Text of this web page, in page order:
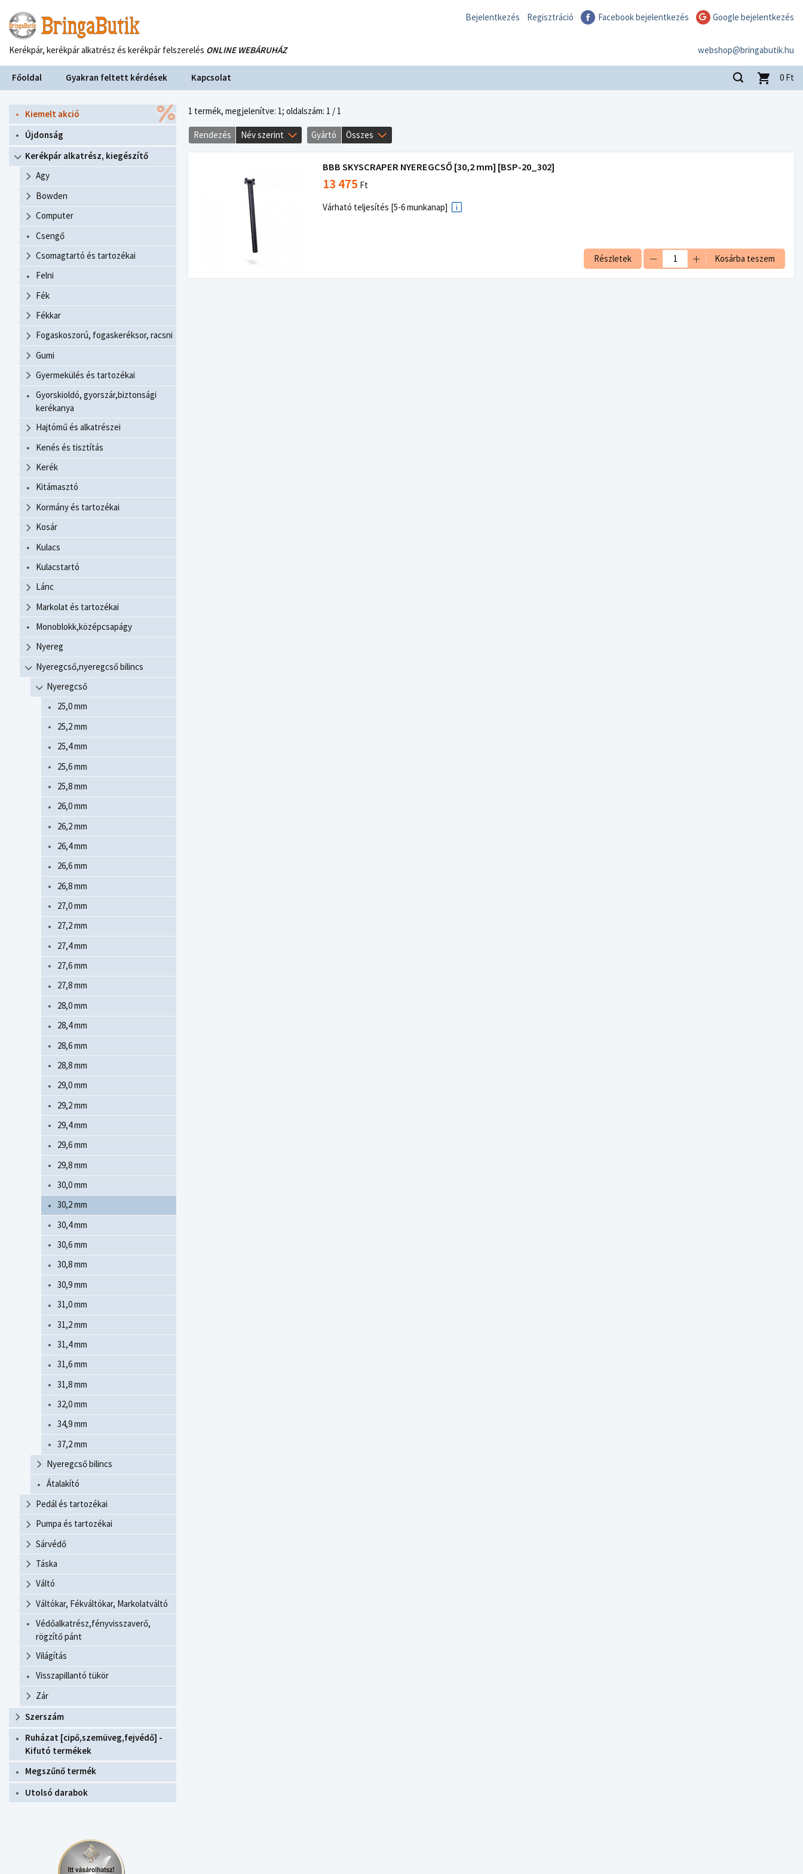
Bejelentkezés Regisztráció Facebook bejelentkezés Google bejelentkezés
webshop@bringabutik.hu
Kerékpár, kerékpár alkatrész és kerékpár felszerelés ONLINE WEBÁRUHÁZ
Főoldal Gyakran feltett kérdések Kapcsolat 0 Ft
Kiemelt akció
Újdonság
Kerékpár alkatrész, kiegészítő
Agy
Bowden
Computer
Csengő
Csomagtartó és tartozékai
Felni
Fék
Fékkar
Fogaskoszorú, fogaskeréksor, racsni
Gumi
Gyermekülés és tartozékai
Gyorskioldó, gyorszár,biztonsági
kerékanya
Hajtómű és alkatrészei
Kenés és tisztítás
Kerék
Kitámasztó
Kormány és tartozékai
Kosár
Kulacs
Kulacstartó
Lánc
Markolat és tartozékai
Monoblokk,középcsapágy
Nyereg
Nyeregcső,nyeregcső bilincs
Nyeregcső
25,0 mm
25,2 mm
25,4 mm
25,6 mm
25,8 mm
26,0 mm
26,2 mm
26,4 mm
26,6 mm
26,8 mm
27,0 mm
27,2 mm
27,4 mm
27,6 mm
27,8 mm
28,0 mm
28,4 mm
28,6 mm
28,8 mm
29,0 mm
29,2 mm
29,4 mm
29,6 mm
29,8 mm
30,0 mm
30,2 mm
30,4 mm
30,6 mm
30,8 mm
30,9 mm
31,0 mm
31,2 mm
31,4 mm
31,6 mm
31,8 mm
32,0 mm
34,9 mm
37,2 mm
Nyeregcső bilincs
Átalakító
Pedál és tartozékai
Pumpa és tartozékai
Sárvédő
Táska
Váltó
Váltókar, Fékváltókar, Markolatváltó
Védőalkatrész,fényvisszaverő,
rögzítő pánt
Világítás
Visszapillantó tükör
Zár
Szerszám
Ruházat [cipő,szemüveg,fejvédő] -
Kifutó termékek
Megszűnő termék
Utolsó darabok
1 termék, megjelenítve: 1; oldalszám: 1 / 1
Rendezés Név szerint Gyártó Összes
BBB SKYSCRAPER NYEREGCSŐ [30,2 mm] [BSP-20_302]
13 475 Ft
Várható teljesítés [5-6 munkanap]
Részletek Kosárba teszem